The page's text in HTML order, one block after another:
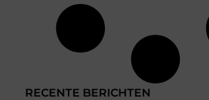
RECENTE BERICHTEN